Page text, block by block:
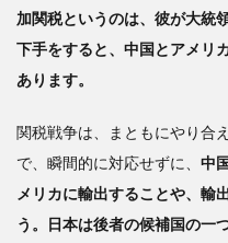
かせ
3
後は
「離
中」
が進
加関税というのは、彼が大統
下手をすると、中国とアメリ
あります。
関税戦争は、まともにやり合
で、瞬間的に対応せずに、 中
メリカに輸出することや、輸
う。日本は後者の候補国の一